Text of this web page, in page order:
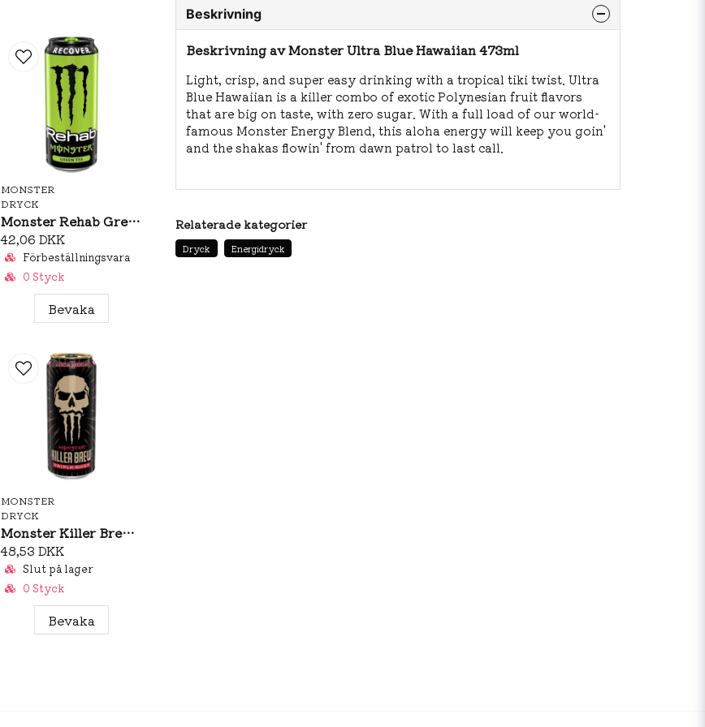
MONSTER
DRYCK
Monster Rehab Green Tea 458ml
42,06 DKK
Förbeställningsvara
0 Styck
Bevaka
MONSTER
DRYCK
Monster Killer Brew Loca Moca 437ml
48,53 DKK
Slut på lager
0 Styck
Bevaka
Beskrivning
Beskrivning av Monster Ultra Blue Hawaiian 473ml
Light, crisp, and super easy drinking with a tropical tiki twist. Ultra
Blue Hawaiian is a killer combo of exotic Polynesian fruit flavors
that are big on taste, with zero sugar. With a full load of our world-
famous Monster Energy Blend, this aloha energy will keep you goin'
and the shakas flowin' from dawn patrol to last call.
Relaterade kategorier
Dryck Energidryck